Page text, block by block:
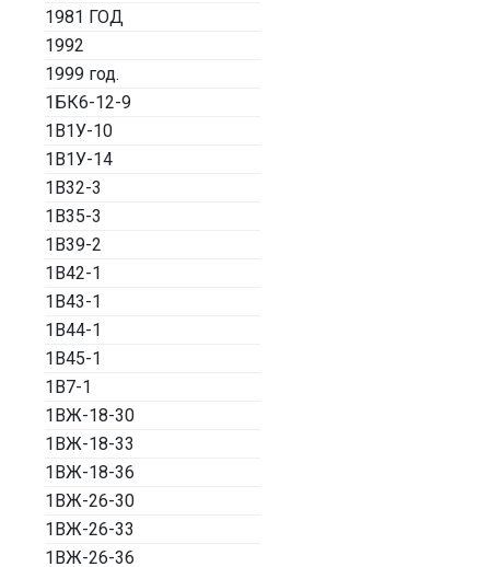
1981 ГОД
1992
1999 год.
1БК6-12-9
1В1У-10
1В1У-14
1В32-3
1В35-3
1В39-2
1В42-1
1В43-1
1В44-1
1В45-1
1В7-1
1ВЖ-18-30
1ВЖ-18-33
1ВЖ-18-36
1ВЖ-26-30
1ВЖ-26-33
1ВЖ-26-36